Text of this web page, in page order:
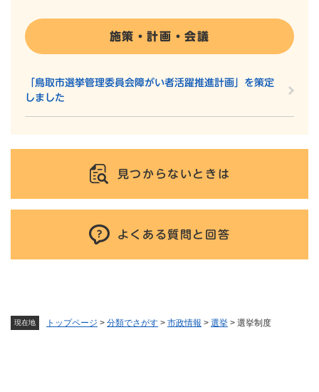
現在地 トップページ > 分類でさがす > 市政情報 > 選挙 > 選挙制度
施策・計画・会議
「鳥取市選挙管理委員会障がい者活躍推進計画」を策定
しました
見つからないときは
よくある質問と回答